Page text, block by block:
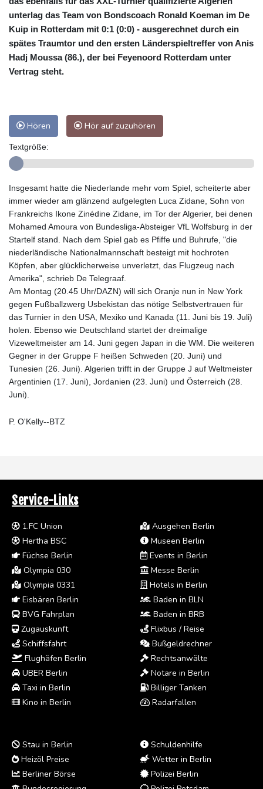
unterlag das Team von Bondscoach Ronald Koeman im De
Kuip in Rotterdam mit 0:1 (0:0) - ausgerechnet durch ein
spätes Traumtor und den ersten Länderspieltreffer von Anis
Hadj Moussa (86.), der bei Feyenoord Rotterdam unter
Vertrag steht.
Hören Hör auf zuzuhören
Textgröße:
Insgesamt hatte die Niederlande mehr vom Spiel, scheiterte aber
immer wieder am glänzend aufgelegten Luca Zidane, Sohn von
Frankreichs Ikone Zinédine Zidane, im Tor der Algerier, bei denen
Mohamed Amoura von Bundesliga-Absteiger VfL Wolfsburg in der
Startelf stand. Nach dem Spiel gab es Pfiffe und Buhrufe, "die
niederländische Nationalmannschaft besteigt mit hochroten
Köpfen, aber glücklicherweise unverletzt, das Flugzeug nach
Amerika", schrieb De Telegraaf.
Am Montag (20.45 Uhr/DAZN) will sich Oranje nun in New York
gegen Fußballzwerg Usbekistan das nötige Selbstvertrauen für
das Turnier in den USA, Mexiko und Kanada (11. Juni bis 19. Juli)
holen. Ebenso wie Deutschland startet der dreimalige
Vizeweltmeister am 14. Juni gegen Japan in die WM. Die weiteren
Gegner in der Gruppe F heißen Schweden (20. Juni) und
Tunesien (26. Juni). Algerien trifft in der Gruppe J auf Weltmeister
Argentinien (17. Juni), Jordanien (23. Juni) und Österreich (28.
Juni).
P. O'Kelly--BTZ
Service-Links
1.FC Union
Hertha BSC
Füchse Berlin
Olympia 030
Olympia 0331
Eisbären Berlin
BVG Fahrplan
Zugauskunft
Schiffsfahrt
Flughäfen Berlin
UBER Berlin
Taxi in Berlin
Kino in Berlin
Ausgehen Berlin
Museen Berlin
Events in Berlin
Messe Berlin
Hotels in Berlin
Baden in BLN
Baden in BRB
Flixbus / Reise
Bußgeldrechner
Rechtsanwälte
Notare in Berlin
Billiger Tanken
Radarfallen
Stau in Berlin
Heizöl Preise
Berliner Börse
Schuldenhilfe
Wetter in Berlin
Polizei Berlin